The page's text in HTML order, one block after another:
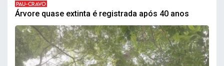
PAU-CRAVO
Árvore quase extinta é registrada após 40 anos